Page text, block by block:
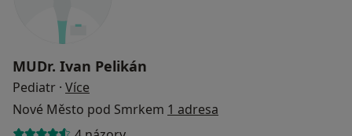
MUDr. Ivan Pelikán
Pediatr · Více
Nové Město pod Smrkem 1 adresa